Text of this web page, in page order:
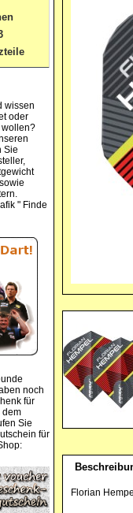
wissen
oder
wollen?
Sie
" Finde
noch
für
dem
Sie
für
Florian